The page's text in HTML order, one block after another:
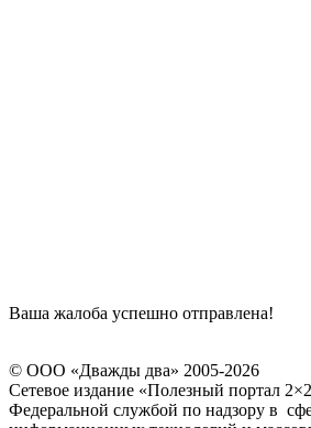
Ваша жалоба успешно отправлена!
© ООО «Дважды два» 2005-2026
Сетевое издание «Полезный портал
Федеральной службой по надзору в